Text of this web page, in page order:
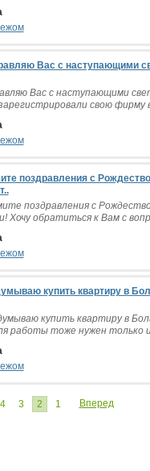
Вас с наступающими
Вас с наступающими
свою фирму
поздравления с
поздравления с
Хочу обратиться к Вам с
купить квартиру в
купить квартиру в
работы тоже нужен только
4 3 2 1 Вперед